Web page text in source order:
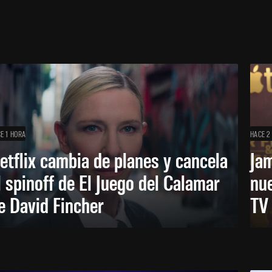
1 HORA
cambia de planes y cancela
spinoff de El Juego del Calamar
David Fincher
HACE 2
TV